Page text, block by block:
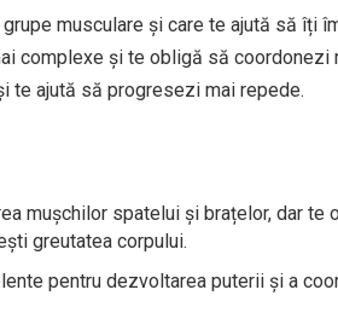
musculare și care te ajută să îți
complexe și te obligă să coordonezi
te ajută să progresezi mai repede.
mușchilor spatelui și brațelor, dar te
greutatea corpului.
pentru dezvoltarea puterii și a